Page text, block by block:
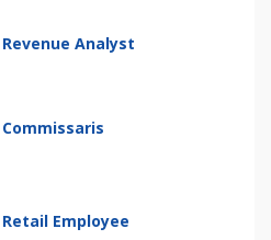
Revenue Analyst
Commissaris
Retail Employee